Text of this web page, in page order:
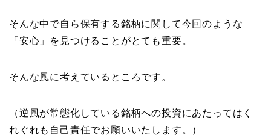
そんな中で自ら保有する銘柄に関して今回のような
「安心」を見つけることがとても重要。
そんな風に考えているところです。
（逆風が常態化している銘柄への投資にあたってはく
れぐれも自己責任でお願いいたします。）